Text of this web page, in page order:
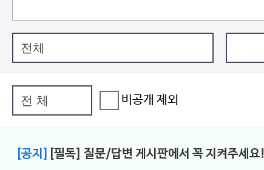
비공개 제외
[공지] [필독] 질문/답변 게시판에서 꼭 지켜주세요!